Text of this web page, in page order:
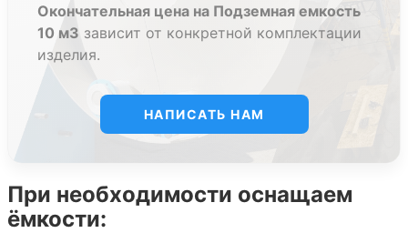
Окончательная цена на Подземная емкость
10 м3 зависит от конкретной комплектации
изделия.
НАПИСАТЬ НАМ
При необходимости оснащаем
ёмкости: